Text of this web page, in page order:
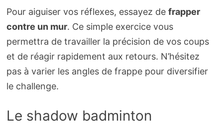
Pour aiguiser vos réflexes, essayez de frapper
contre un mur. Ce simple exercice vous
permettra de travailler la précision de vos coups
et de réagir rapidement aux retours. N’hésitez
pas à varier les angles de frappe pour diversifier
le challenge.
Le shadow badminton